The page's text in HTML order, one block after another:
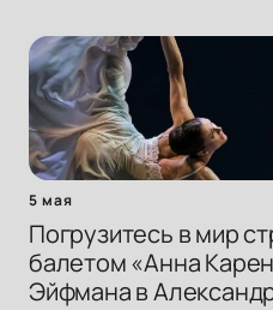
5 мая
Погрузитесь в мир
балетом «Анна
Эйфмана в